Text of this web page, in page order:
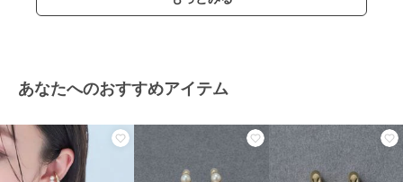
あなたへのおすすめアイテム